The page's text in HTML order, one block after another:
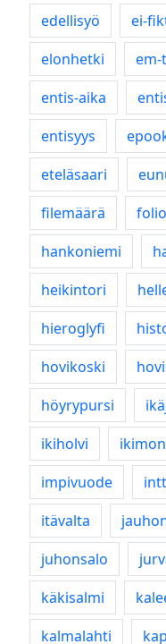
edellisyö
ei-
elonhetki
em-
entis-aika
entisyys
eteläsaari
filemäärä
hankoniemi
heikintori
hieroglyfi
hovikoski
höyrypursi
ikiholvi
impivuode
itävalta
juhonsalo
käkisalmi
kalmalahti